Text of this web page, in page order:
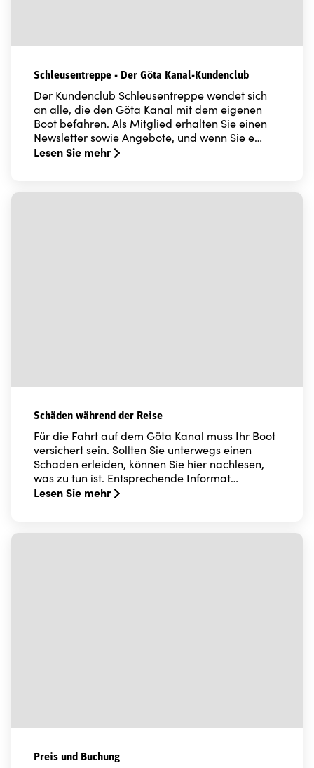
Schleusentreppe - Der Göta Kanal-Kundenclub
Der Kundenclub Schleusentreppe wendet sich
an alle, die den Göta Kanal mit dem eigenen
Boot befahren. Als Mitglied erhalten Sie einen
Newsletter sowie Angebote, und wenn Sie e…
Lesen Sie mehr
Read more about Schleusentreppe - Der Göta Kanal-
Schäden während der Reise
Für die Fahrt auf dem Göta Kanal muss Ihr Boot
versichert sein. Sollten Sie unterwegs einen
Schaden erleiden, können Sie hier nachlesen,
was zu tun ist. Entsprechende Informat…
Lesen Sie mehr
Read more about Schäden während der Reise
Preis und Buchung